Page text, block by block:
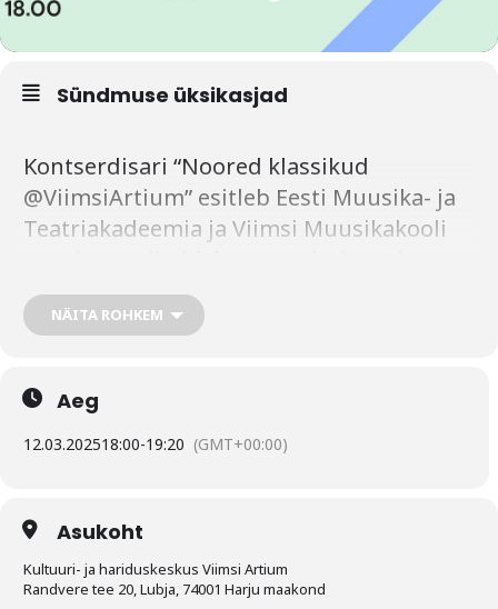
Sündmuse üksikasjad
Kontserdisari “Noored klassikud
@ViimsiArtium” esitleb Eesti Muusika- ja
Teatriakadeemia ja Viimsi Muusikakooli
Artiumi publiku ees proovile panema.
Samuti avaneb Viimsi Muusikakooli
muusikutelt õppida ja inspiratsiooni
ammutada.
Eesti Muusika- ja Teatriakadeemia
üliõpilased: Kärt Katriin Nagel
NÄITA ROHKEM
Aeg
12.03.202518:00-19:20 (GMT+00:00)
Asukoht
Kultuuri- ja hariduskeskus Viimsi Artium
Randvere tee 20, Lubja, 74001 Harju maakond